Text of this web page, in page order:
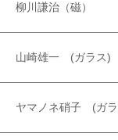
柳川謙治（磁）
山崎雄一 (ガラス)
ヤマノネ硝子 (ガ